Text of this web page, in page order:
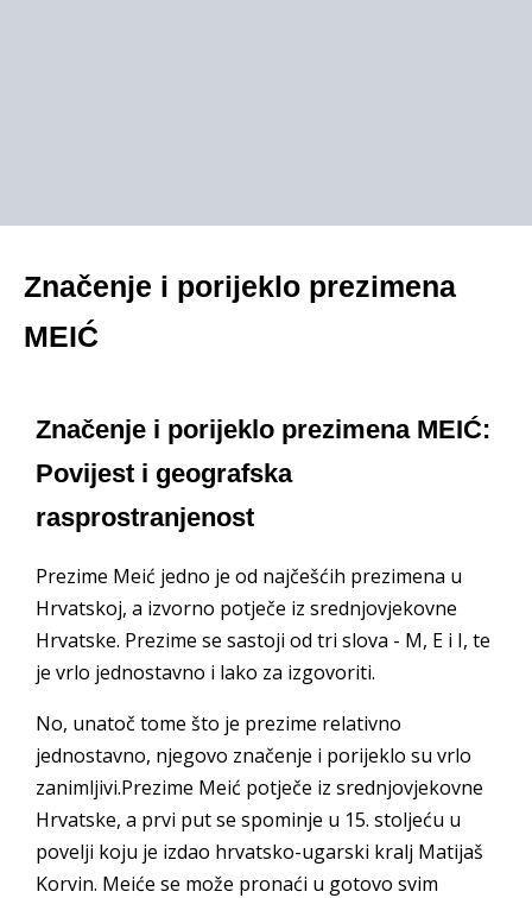
Značenje i porijeklo prezimena
MEIĆ
Značenje i porijeklo prezimena MEIĆ:
Povijest i geografska
rasprostranjenost
Prezime Meić jedno je od najčešćih prezimena u
Hrvatskoj, a izvorno potječe iz srednjovjekovne
Hrvatske. Prezime se sastoji od tri slova - M, E i I, te
je vrlo jednostavno i lako za izgovoriti.
No, unatoč tome što je prezime relativno
jednostavno, njegovo značenje i porijeklo su vrlo
zanimljivi.Prezime Meić potječe iz srednjovjekovne
Hrvatske, a prvi put se spominje u 15. stoljeću u
povelji koju je izdao hrvatsko-ugarski kralj Matijaš
Korvin. Meiće se može pronaći u gotovo svim